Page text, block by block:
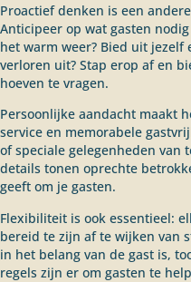
Proactief denken is een
Anticipeer op wat gasten
het warm weer? Bied uit jezelf
verloren uit? Stap erop af en
hoeven te vragen.
Persoonlijke aandacht maakt
service en memorabele
of speciale gelegenheden van
details tonen oprechte
geeft om je gasten.
Flexibiliteit is ook essentieel:
bereid te zijn af te wijken van
in het belang van de gast is,
regels zijn er om gasten te